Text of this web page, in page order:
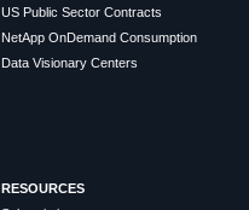
US Public Sector Contracts
NetApp OnDemand Consumption
Data Visionary Centers
RESOURCES